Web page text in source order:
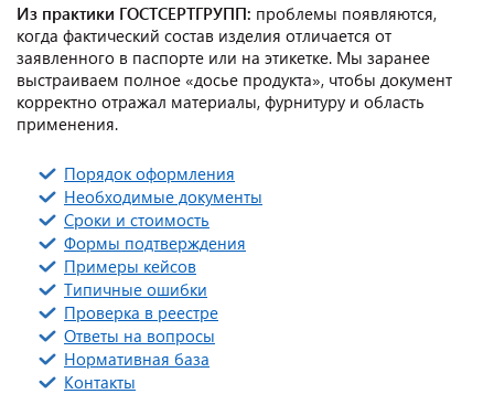
Из практики ГОСТСЕРТГРУПП: проблемы появляются,
когда фактический состав изделия отличается от
заявленного в паспорте или на этикетке. Мы заранее
выстраиваем полное «досье продукта», чтобы документ
корректно отражал материалы, фурнитуру и область
применения.
Порядок оформления
Необходимые документы
Сроки и стоимость
Формы подтверждения
Примеры кейсов
Типичные ошибки
Проверка в реестре
Ответы на вопросы
Нормативная база
Контакты